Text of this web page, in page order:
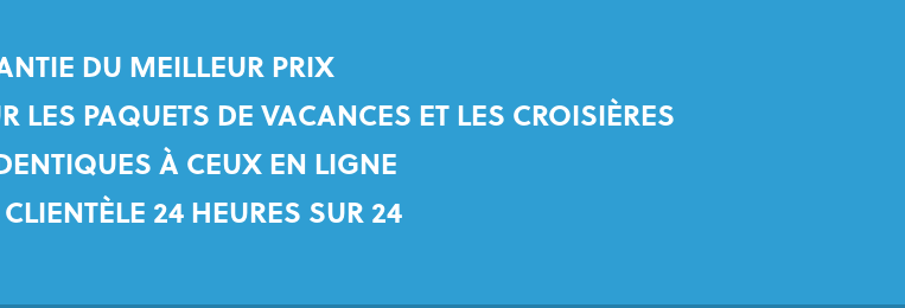
DU MEILLEUR PRIX
LES PAQUETS DE VACANCES ET LES CROISIÈRES
À CEUX EN LIGNE
24 HEURES SUR 24